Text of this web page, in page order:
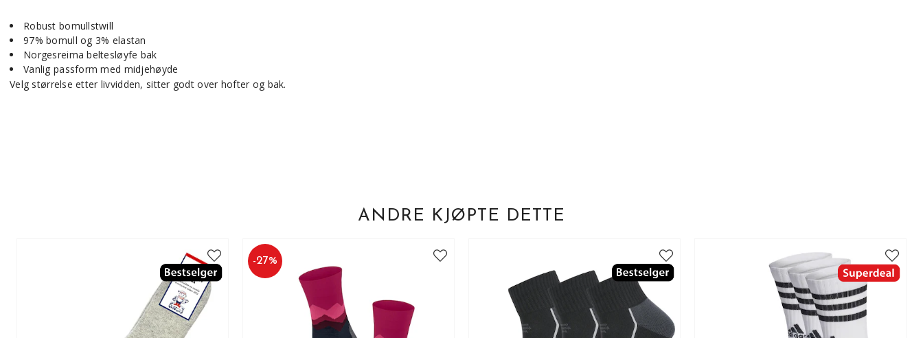
Robust bomullstwill
97% bomull og 3% elastan
Norgesreima beltesløyfe bak
Vanlig passform med midjehøyde
Velg størrelse etter livvidden, sitter godt over hofter og bak.
ANDRE KJØPTE DETTE
-27%